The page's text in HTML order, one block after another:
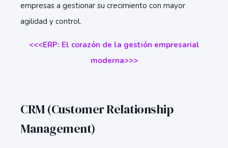
empresas a gestionar su crecimiento con mayor
agilidad y control.
<<<ERP: El corazón de la gestión empresarial
moderna>>>
CRM (Customer Relationship
Management)